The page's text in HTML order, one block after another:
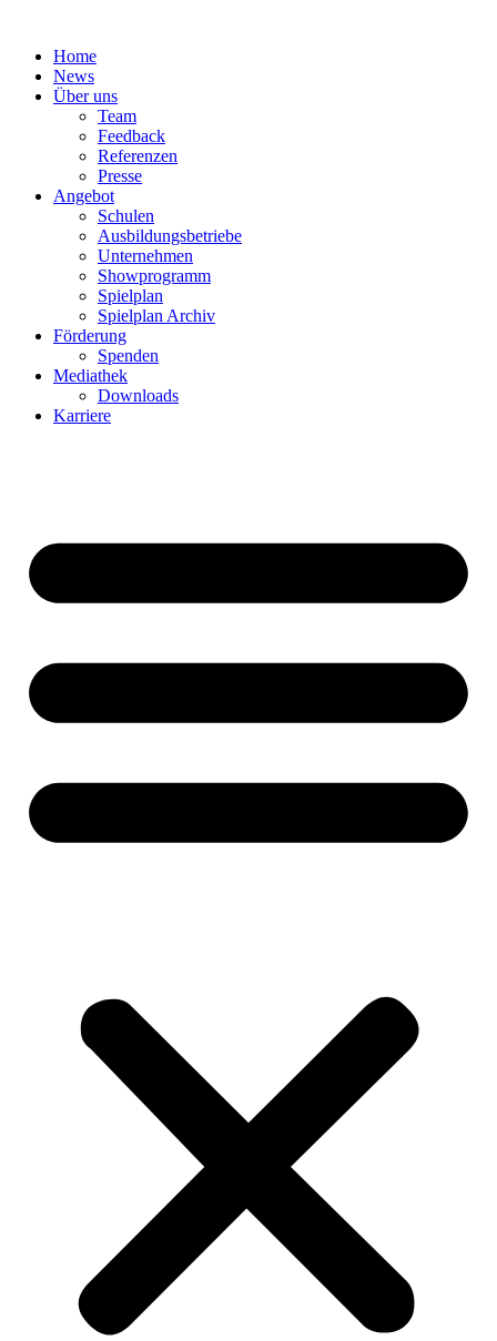
springenHome
News
Über uns
Team
Feedback
Referenzen
Presse
Angebot
Schulen
Ausbildungsbetriebe
Unternehmen
Showprogramm
Spielplan
Spielplan Archiv
Förderung
Spenden
Mediathek
Downloads
Karriere